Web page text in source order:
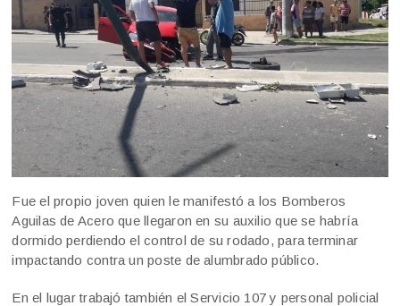
Fue el propio joven quien le manifestó a los Bomberos
Aguilas de Acero que llegaron en su auxilio que se habría
dormido perdiendo el control de su rodado, para terminar
impactando contra un poste de alumbrado público.
En el lugar trabajó también el Servicio 107 y personal policial